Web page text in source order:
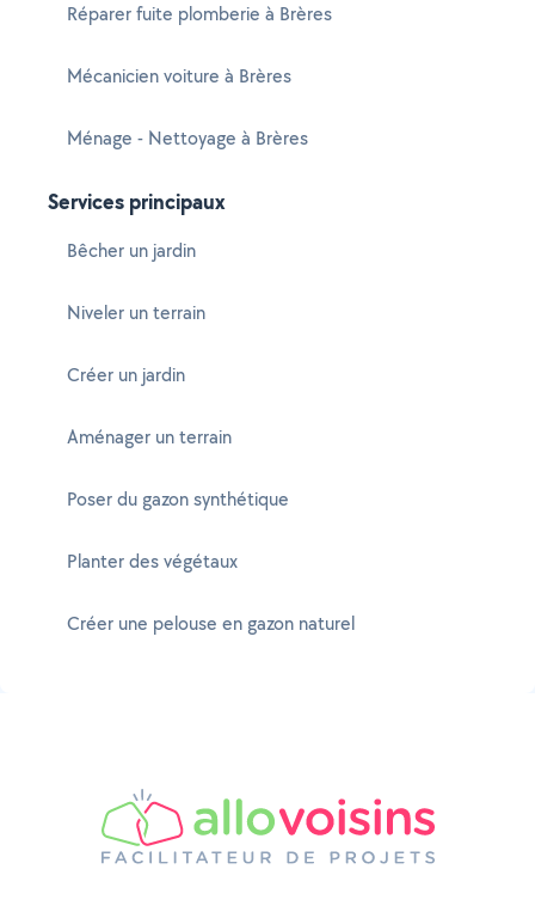
Réparer fuite plomberie à Brères
Mécanicien voiture à Brères
Ménage - Nettoyage à Brères
Services principaux
Bêcher un jardin
Niveler un terrain
Créer un jardin
Aménager un terrain
Poser du gazon synthétique
Planter des végétaux
Créer une pelouse en gazon naturel